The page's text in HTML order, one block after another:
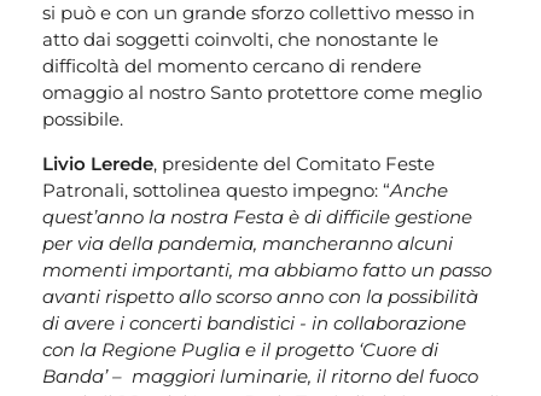
si può e con un grande sforzo collettivo messo in
atto dai soggetti coinvolti, che nonostante le
difficoltà del momento cercano di rendere
omaggio al nostro Santo protettore come meglio
possibile.
Livio Lerede, presidente del Comitato Feste
Patronali, sottolinea questo impegno: “Anche
quest’anno la nostra Festa è di difficile gestione
per via della pandemia, mancheranno alcuni
momenti importanti, ma abbiamo fatto un passo
avanti rispetto allo scorso anno con la possibilità
di avere i concerti bandistici ­- in collaborazione
con la Regione Puglia e il progetto ‘Cuore di
Banda’ – maggiori luminarie, il ritorno del fuoco